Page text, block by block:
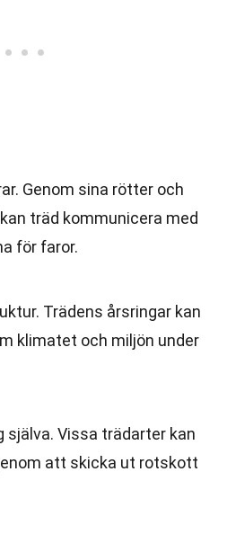
Genom sina rötter och
träd kommunicera med
för faror.
Trädens årsringar kan
klimatet och miljön under
själva. Vissa trädarter kan
att skicka ut rotskott